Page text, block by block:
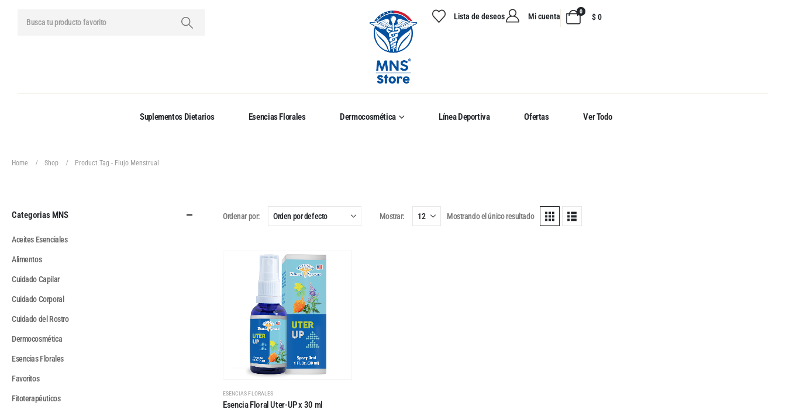
Lista de deseos Mi cuenta
0
$0
Suplementos Dietarios Esencias Florales Dermocosmética Línea Deportiva Ofertas Ver Todo
Home Shop Product Tag - Flujo Menstrual
Ordenar por: Mostrar: Mostrando el único resultado
ESENCIAS FLORALES
Esencia Floral Uter-UP x 30 ml
Categorias MNS
Aceites Esenciales
Alimentos
Cuidado Capilar
Cuidado Corporal
Cuidado del Rostro
Dermocosmética
Esencias Florales
Favoritos
Fitoterapéuticos